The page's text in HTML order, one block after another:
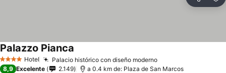
4 EstrellasHotel Palacio histórico con diseño moderno
Palazzo Pianca
8,9 Excelente 2.149 a 0.4 km de: Plaza de San Marcos